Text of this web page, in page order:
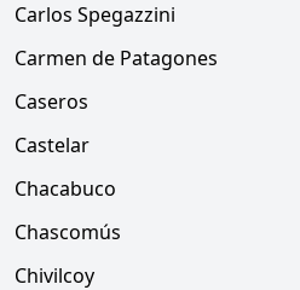
Carlos Spegazzini
Carmen de Patagones
Caseros
Castelar
Chacabuco
Chascomús
Chivilcoy